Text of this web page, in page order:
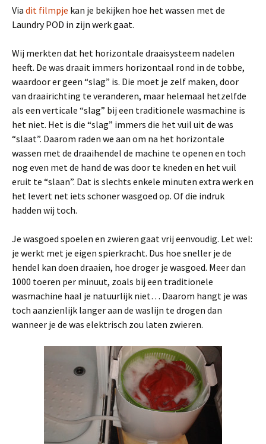
Via dit filmpje kan je bekijken hoe het wassen met de
Laundry POD in zijn werk gaat.
Wij merkten dat het horizontale draaisysteem nadelen
heeft. De was draait immers horizontaal rond in de tobbe,
waardoor er geen “slag” is. Die moet je zelf maken, door
van draairichting te veranderen, maar helemaal hetzelfde
als een verticale “slag” bij een traditionele wasmachine is
het niet. Het is die “slag” immers die het vuil uit de was
“slaat”. Daarom raden we aan om na het horizontale
wassen met de draaihendel de machine te openen en toch
nog even met de hand de was door te kneden en het vuil
eruit te “slaan”. Dat is slechts enkele minuten extra werk en
het levert net iets schoner wasgoed op. Of die indruk
hadden wij toch.
Je wasgoed spoelen en zwieren gaat vrij eenvoudig. Let wel:
je werkt met je eigen spierkracht. Dus hoe sneller je de
hendel kan doen draaien, hoe droger je wasgoed. Meer dan
1000 toeren per minuut, zoals bij een traditionele
wasmachine haal je natuurlijk niet… Daarom hangt je was
toch aanzienlijk langer aan de waslijn te drogen dan
wanneer je de was elektrisch zou laten zwieren.